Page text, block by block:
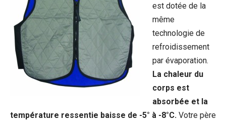
est dotée de la
même
technologie de
refroidissement
par évaporation.
La chaleur du
corps est
absorbée et la
température ressentie baisse de -5° à -8°C. Votre père